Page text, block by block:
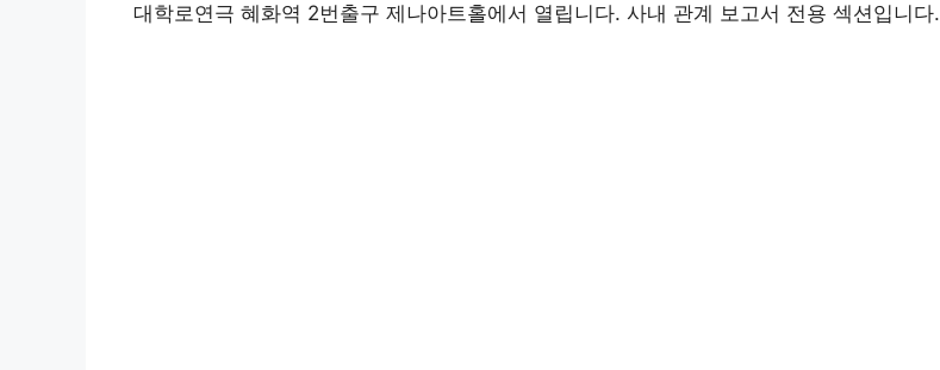
대학로연극 혜화역 2번출구 제나아트홀에서 열립니다. 사내 관계 보고서 전용 섹션입니다.